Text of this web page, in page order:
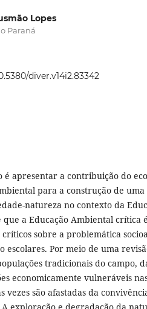
Lopes
Paraná
diver.v14i2.83342
é apresentar a contribuição do
para a construção de
natureza no contexto da
que a Educação Ambiental crítica
sobre a problemática
escolares. Por meio de uma
tradicionais do campo,
economicamente vulneráveis
vezes são afastadas da